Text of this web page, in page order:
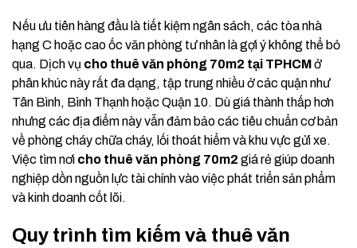
Nếu ưu tiên hàng đầu là tiết kiệm ngân sách, các tòa nhà
hạng C hoặc cao ốc văn phòng tư nhân là gợi ý không thể bỏ
qua. Dịch vụ cho thuê văn phòng 70m2 tại TPHCMở
phân khúc này rất đa dạng, tập trung nhiều ở các quận như
Tân Bình, Bình Thạnh hoặc Quận 10. Dù giá thành thấp hơn
nhưng các địa điểm này vẫn đảm bảo các tiêu chuẩn cơ bản
về phòng cháy chữa cháy, lối thoát hiểm và khu vực gửi xe.
Việc tìm nơi cho thuê văn phòng 70m2 giá rẻ giúp doanh
nghiệp dồn nguồn lực tài chính vào việc phát triển sản phẩm
và kinh doanh cốt lõi.
Quy trình tìm kiếm và thuê văn